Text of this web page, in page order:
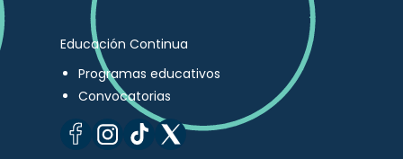
Educación Continua
Programas educativos
Convocatorias